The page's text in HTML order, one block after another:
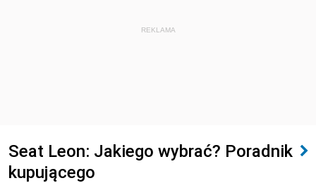
REKLAMA
Seat Leon: Jakiego wybrać? Poradnik
kupującego